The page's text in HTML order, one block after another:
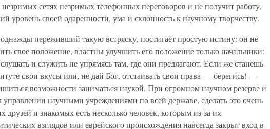
незримых сетях незримых телефонных переговоров и не получит работу,
уровень своей одаренности, ума и склонность к научному творчеству.
переживший такую встряску, постигает простую истину: он не
свое положение, властны улучшить его положение только начальники:
и служить не упрямясь там, где они предлагают. Если же станешь
свои вкусы или, не дай Бог, отстаивать свои права — берегись! —
возможности заниматься наукой. При огромном научном резерве и
управлении научными учреждениями по всей державе, сделать это очень
друзей и знакомых есть несколько человек, которым из-за их
взглядов или еврейского происхождения навсегда закрыт вход в